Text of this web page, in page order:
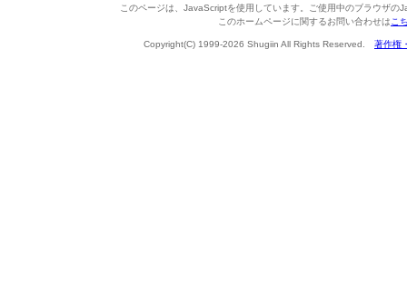
このページは、JavaScriptを使用しています。ご使用中のブラウザの
このホームページに関するお問い合わせは こ
Copyright(C) 1999-2026 Shugiin All Rights Reserved. 著作権